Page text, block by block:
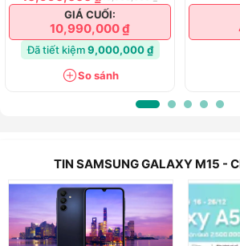
GIÁ CUỐI:
10,990,000 ₫
Đã tiết kiệm9,000,000 ₫
So sánh
TIN SAMSUNG GALAXY M15 -